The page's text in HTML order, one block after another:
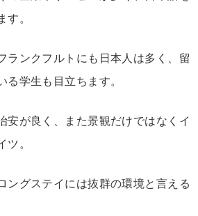
。
ランクフルトにも日本人は多く、留
学生も目立ちます。
安が良く、また景観だけではなくイ
。
ングステイには抜群の環境と言える